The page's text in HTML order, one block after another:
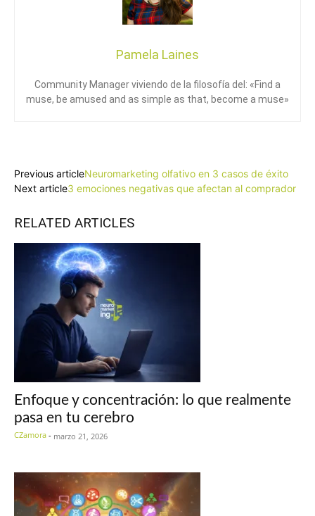
Pamela Laines
Community Manager viviendo de la filosofía del: «Find a
muse, be amused and as simple as that, become a muse»
Previous articleNeuromarketing olfativo en 3 casos de éxito
Next article3 emociones negativas que afectan al comprador
RELATED ARTICLES
Enfoque y concentración: lo que realmente
pasa en tu cerebro
CZamora - marzo 21, 2026